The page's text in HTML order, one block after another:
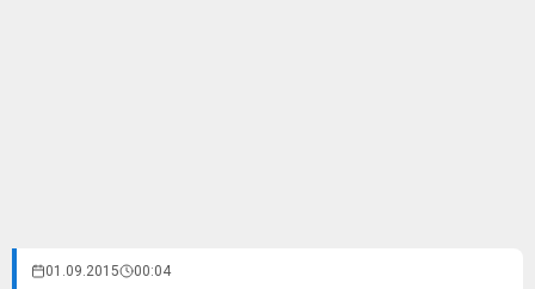
01.09.2015 00:04